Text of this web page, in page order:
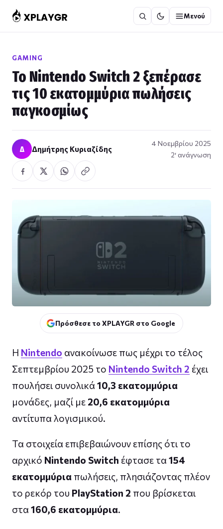
στο
περιεχόμενο
Μενού
GAMING
Το Nintendo Switch 2 ξεπέρασε
τις 10 εκατομμύρια πωλήσεις
παγκοσμίως
Δ Δημήτρης Κυριαζίδης
4 Νοεμβρίου 2025
2′ ανάγνωση
Πρόσθεσε το XPLAYGR στο Google
Η Nintendo ανακοίνωσε πως μέχρι το τέλος
Σεπτεμβρίου 2025 το Nintendo Switch 2 έχει
πουλήσει συνολικά 10,3 εκατομμύρια
μονάδες, μαζί με 20,6 εκατομμύρια
αντίτυπα λογισμικού.
Τα στοιχεία επιβεβαιώνουν επίσης ότι το
αρχικό Nintendo Switch έφτασε τα 154
εκατομμύρια πωλήσεις, πλησιάζοντας πλέον
το ρεκόρ του PlayStation 2 που βρίσκεται
στα 160,6 εκατομμύρια.